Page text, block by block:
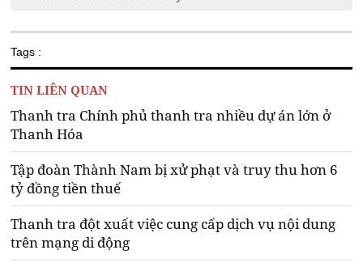
Tags :
TIN LIÊN QUAN
Thanh tra Chính phủ thanh tra nhiều dự án lớn ở
Thanh Hóa
Tập đoàn Thành Nam bị xử phạt và truy thu hơn 6
tỷ đồng tiền thuế
Thanh tra đột xuất việc cung cấp dịch vụ nội dung
trên mạng di động